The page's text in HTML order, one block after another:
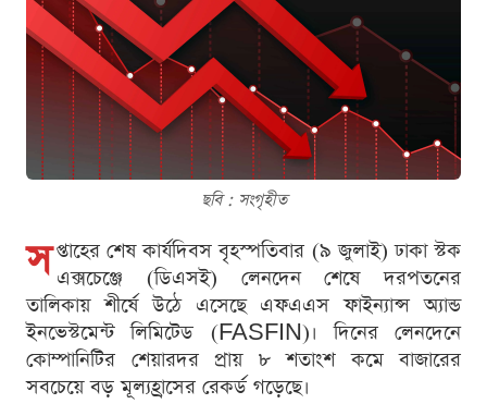
ছবি : সংগৃহীত
স প্তাহের শেষ কার্যদিবস বৃহস্পতিবার (৯ জুলাই) ঢাকা স্টক
এক্সচেঞ্জে (ডিএসই) লেনদেন শেষে দরপতনের
তালিকায় শীর্ষে উঠে এসেছে এফএএস ফাইন্যান্স অ্যান্ড
ইনভেস্টমেন্ট লিমিটেড (FASFIN)। দিনের লেনদেনে
কোম্পানিটির শেয়ারদর প্রায় ৮ শতাংশ কমে বাজারের
সবচেয়ে বড় মূল্যহ্রাসের রেকর্ড গড়েছে।